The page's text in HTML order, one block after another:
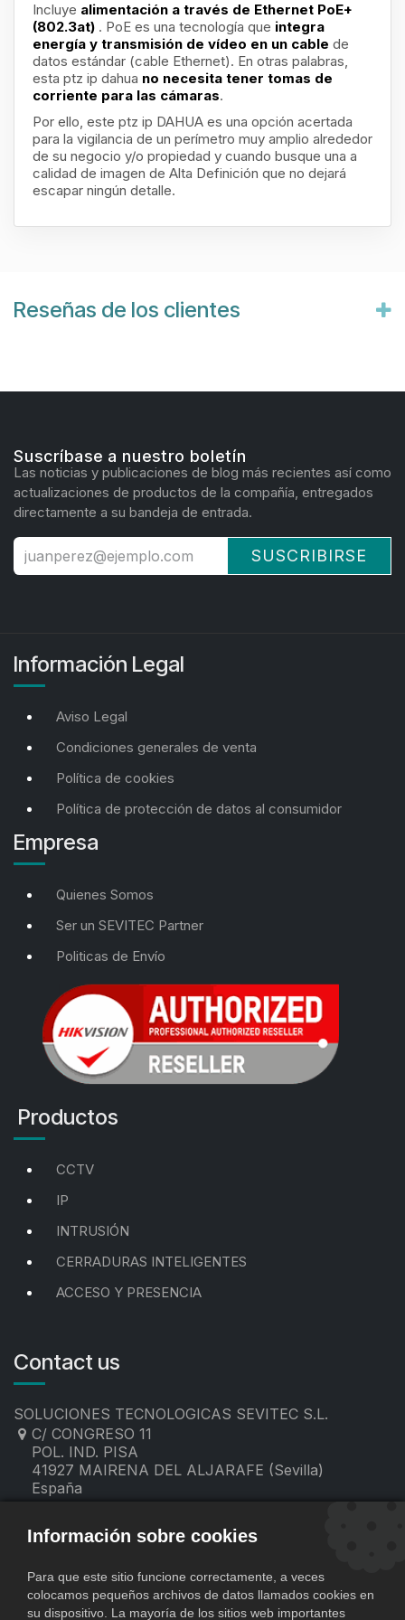
Incluye alimentación a través de Ethernet PoE+
(802.3at) . PoE es una tecnología que integra
energía y transmisión de vídeo en un cable de
datos estándar (cable Ethernet). En otras palabras,
esta ptz ip dahua no necesita tener tomas de
corriente para las cámaras.
Por ello, este ptz ip DAHUA es una opción acertada
para la vigilancia de un perímetro muy amplio alrededor
de su negocio y/o propiedad y cuando busque una a
calidad de imagen de Alta Definición que no dejará
escapar ningún detalle.
Reseñas de los clientes
Suscríbase a nuestro boletín
Las noticias y publicaciones de blog más recientes así como
actualizaciones de productos de la compañía, entregados
directamente a su bandeja de entrada.
SUSCRIBIRSE
Información Legal
Aviso Legal
Condiciones generales de venta
Política de cookies
Política de protección de datos al consumidor
Empresa
Quienes Somos
Ser un SEVITEC Partner
Politicas de Envío
Productos
CCTV
IP
INTRUSIÓN
CERRADURAS INTELIGENTES
ACCESO Y PRESENCIA
Contact us
SOLUCIONES TECNOLOGICAS SEVITEC S.L.
C/ CONGRESO 11
POL. IND. PISA
41927 MAIRENA DEL ALJARAFE (Sevilla)
España
contacto@sevitec.es
Información sobre cookies
Para que este sitio funcione correctamente, a veces
colocamos pequeños archivos de datos llamados cookies en
su dispositivo. La mayoría de los sitios web importantes